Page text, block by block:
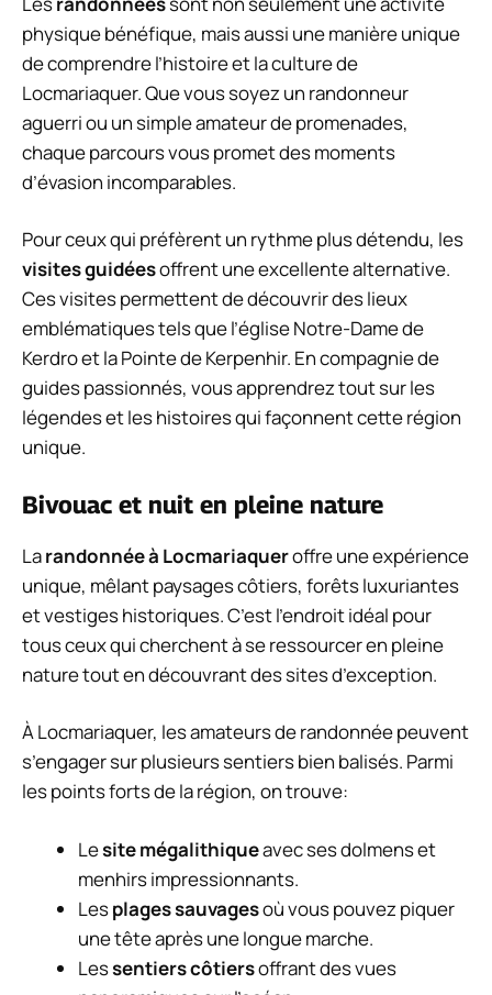
physique bénéfique, mais aussi une manière unique
de comprendre l’histoire et la culture de
Locmariaquer. Que vous soyez un randonneur
aguerri ou un simple amateur de promenades,
chaque parcours vous promet des moments
d’évasion incomparables.
Pour ceux qui préfèrent un rythme plus détendu, les
visites guidéesoffrent une excellente alternative.
Ces visites permettent de découvrir des lieux
emblématiques tels que l’église Notre-Dame de
Kerdro et la Pointe de Kerpenhir. En compagnie de
guides passionnés, vous apprendrez tout sur les
légendes et les histoires qui façonnent cette région
unique.
Bivouac et nuit en pleine nature
Larandonnée à Locmariaqueroffre une expérience
unique, mêlant paysages côtiers, forêts luxuriantes
et vestiges historiques. C’est l’endroit idéal pour
tous ceux qui cherchent à se ressourcer en pleine
nature tout en découvrant des sites d’exception.
À Locmariaquer, les amateurs de randonnée peuvent
s’engager sur plusieurs sentiers bien balisés. Parmi
les points forts de la région, on trouve:
Lesite mégalithiqueavec ses dolmens et
menhirs impressionnants.
Lesplages sauvagesoù vous pouvez piquer
une tête après une longue marche.
Lessentiers côtiersoffrant des vues